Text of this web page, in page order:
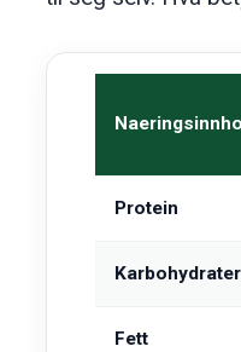
Protein
Karbohydrater
Fett